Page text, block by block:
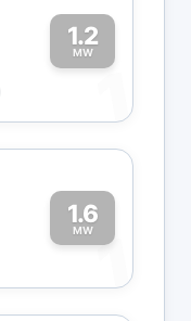
1.2
MW
1
1.6
MW1